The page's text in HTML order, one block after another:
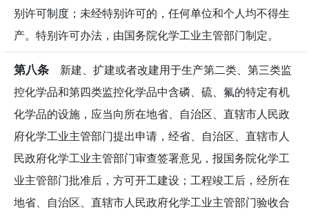
别许可制度；未经特别许可的，任何单位和个人均不得生
产。特别许可办法，由国务院化学工业主管部门制定。
第八条 新建、扩建或者改建用于生产第二类、第三类监
控化学品和第四类监控化学品中含磷、硫、氟的特定有机
化学品的设施，应当向所在地省、自治区、直辖市人民政
府化学工业主管部门提出申请，经省、自治区、直辖市人
民政府化学工业主管部门审查签署意见，报国务院化学工
业主管部门批准后，方可开工建设；工程竣工后，经所在
地省、自治区、直辖市人民政府化学工业主管部门验收合